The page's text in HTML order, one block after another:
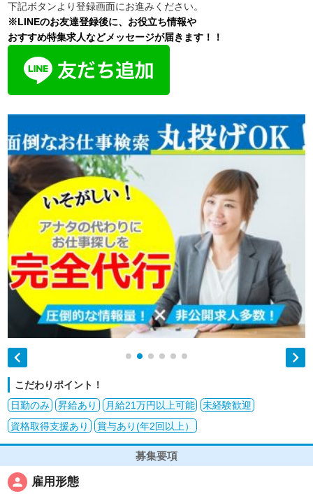
下記ボタンより登録画面にお進みください。
※LINEのお友達登録後に、お役立ち情報や
おすすめ特集求人などメッセージが届きます！！
 
こだわりポイント！
日勤のみ
昇給あり 月給21万円以上可能
未経験歓迎
資格取得支援あり
賞与あり(年2回以上）
募集要項
person 雇用形態